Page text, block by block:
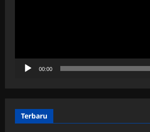
00:00
Terbaru